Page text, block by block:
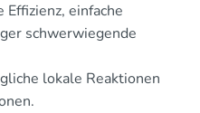
einfache
schwerwiegende
lokale Reaktionen